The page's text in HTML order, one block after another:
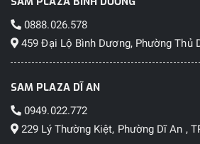
0888.026.578
459 Đại Lộ Bình Dương, Phường Thủ
SAM PLAZA DĨ AN
0949.022.772
229 Lý Thường Kiệt, Phường Dĩ An ,